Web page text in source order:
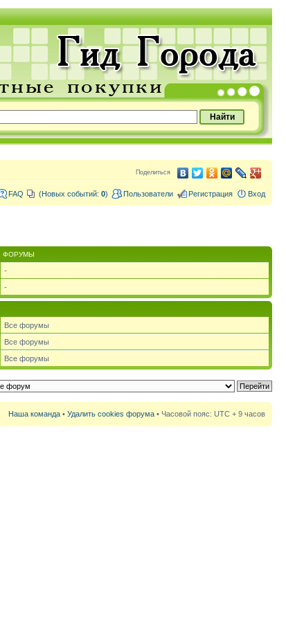
Поделиться
FAQ (Новых событий: 0) Пользователи Регистрация Вход
ФОРУМЫ
-
-
Все форумы
Все форумы
Все форумы
Наша команда • Удалить cookies форума • Часовой пояс: UTC + 9 часов